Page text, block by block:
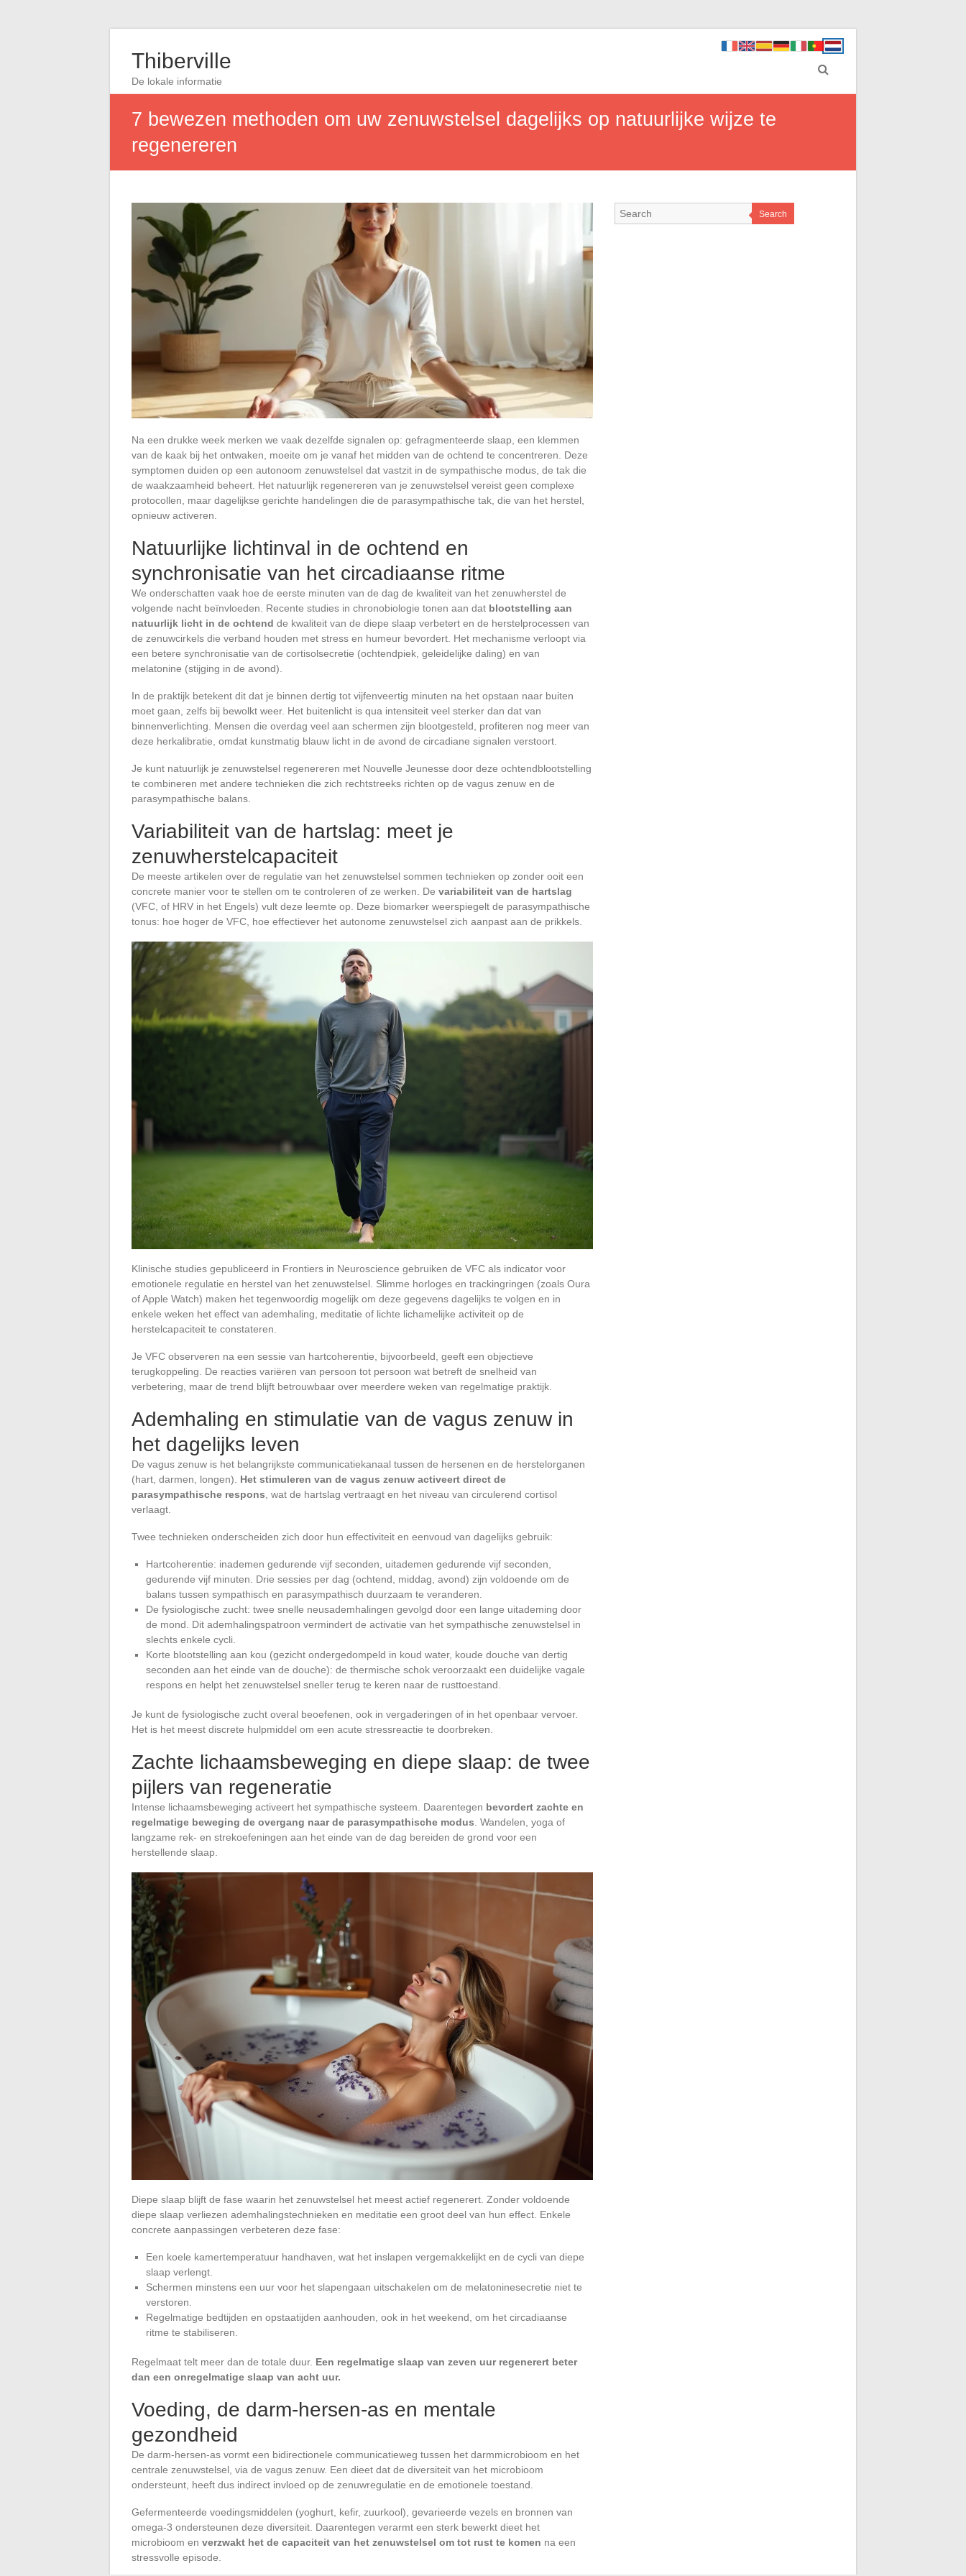
Thiberville
De lokale informatie
7 bewezen methoden om uw zenuwstelsel dagelijks op natuurlijke wijze te
regenereren
Na een drukke week merken we vaak dezelfde signalen op: gefragmenteerde slaap, een klemmen
van de kaak bij het ontwaken, moeite om je vanaf het midden van de ochtend te concentreren. Deze
symptomen duiden op een autonoom zenuwstelsel dat vastzit in de sympathische modus, de tak die
de waakzaamheid beheert. Het natuurlijk regenereren van je zenuwstelsel vereist geen complexe
protocollen, maar dagelijkse gerichte handelingen die de parasympathische tak, die van het herstel,
opnieuw activeren.
Natuurlijke lichtinval in de ochtend en
synchronisatie van het circadiaanse ritme
We onderschatten vaak hoe de eerste minuten van de dag de kwaliteit van het zenuwherstel de
volgende nacht beïnvloeden. Recente studies in chronobiologie tonen aan dat blootstelling aan
natuurlijk licht in de ochtend de kwaliteit van de diepe slaap verbetert en de herstelprocessen van
de zenuwcirkels die verband houden met stress en humeur bevordert. Het mechanisme verloopt via
een betere synchronisatie van de cortisolsecretie (ochtendpiek, geleidelijke daling) en van
melatonine (stijging in de avond).
In de praktijk betekent dit dat je binnen dertig tot vijfenveertig minuten na het opstaan naar buiten
moet gaan, zelfs bij bewolkt weer. Het buitenlicht is qua intensiteit veel sterker dan dat van
binnenverlichting. Mensen die overdag veel aan schermen zijn blootgesteld, profiteren nog meer van
deze herkalibratie, omdat kunstmatig blauw licht in de avond de circadiane signalen verstoort.
Je kunt natuurlijk je zenuwstelsel regenereren met Nouvelle Jeunesse door deze ochtendblootstelling
te combineren met andere technieken die zich rechtstreeks richten op de vagus zenuw en de
parasympathische balans.
Variabiliteit van de hartslag: meet je
zenuwherstelcapaciteit
De meeste artikelen over de regulatie van het zenuwstelsel sommen technieken op zonder ooit een
concrete manier voor te stellen om te controleren of ze werken. De variabiliteit van de hartslag
(VFC, of HRV in het Engels) vult deze leemte op. Deze biomarker weerspiegelt de parasympathische
tonus: hoe hoger de VFC, hoe effectiever het autonome zenuwstelsel zich aanpast aan de prikkels.
Klinische studies gepubliceerd in Frontiers in Neuroscience gebruiken de VFC als indicator voor
emotionele regulatie en herstel van het zenuwstelsel. Slimme horloges en trackingringen (zoals Oura
of Apple Watch) maken het tegenwoordig mogelijk om deze gegevens dagelijks te volgen en in
enkele weken het effect van ademhaling, meditatie of lichte lichamelijke activiteit op de
herstelcapaciteit te constateren.
Je VFC observeren na een sessie van hartcoherentie, bijvoorbeeld, geeft een objectieve
terugkoppeling. De reacties variëren van persoon tot persoon wat betreft de snelheid van
verbetering, maar de trend blijft betrouwbaar over meerdere weken van regelmatige praktijk.
Ademhaling en stimulatie van de vagus zenuw in
het dagelijks leven
De vagus zenuw is het belangrijkste communicatiekanaal tussen de hersenen en de herstelorganen
(hart, darmen, longen). Het stimuleren van de vagus zenuw activeert direct de
parasympathische respons , wat de hartslag vertraagt en het niveau van circulerend cortisol
verlaagt.
Twee technieken onderscheiden zich door hun effectiviteit en eenvoud van dagelijks gebruik:
Hartcoherentie: inademen gedurende vijf seconden, uitademen gedurende vijf seconden,
gedurende vijf minuten. Drie sessies per dag (ochtend, middag, avond) zijn voldoende om de
balans tussen sympathisch en parasympathisch duurzaam te veranderen.
De fysiologische zucht: twee snelle neusademhalingen gevolgd door een lange uitademing door
de mond. Dit ademhalingspatroon vermindert de activatie van het sympathische zenuwstelsel in
slechts enkele cycli.
Korte blootstelling aan kou (gezicht ondergedompeld in koud water, koude douche van dertig
seconden aan het einde van de douche): de thermische schok veroorzaakt een duidelijke vagale
respons en helpt het zenuwstelsel sneller terug te keren naar de rusttoestand.
Je kunt de fysiologische zucht overal beoefenen, ook in vergaderingen of in het openbaar vervoer.
Het is het meest discrete hulpmiddel om een acute stressreactie te doorbreken.
Zachte lichaamsbeweging en diepe slaap: de twee
pijlers van regeneratie
Intense lichaamsbeweging activeert het sympathische systeem. Daarentegen bevordert zachte en
regelmatige beweging de overgang naar de parasympathische modus . Wandelen, yoga of
langzame rek- en strekoefeningen aan het einde van de dag bereiden de grond voor een
herstellende slaap.
Diepe slaap blijft de fase waarin het zenuwstelsel het meest actief regenerert. Zonder voldoende
diepe slaap verliezen ademhalingstechnieken en meditatie een groot deel van hun effect. Enkele
concrete aanpassingen verbeteren deze fase:
Een koele kamertemperatuur handhaven, wat het inslapen vergemakkelijkt en de cycli van diepe
slaap verlengt.
Schermen minstens een uur voor het slapengaan uitschakelen om de melatoninesecretie niet te
verstoren.
Regelmatige bedtijden en opstaatijden aanhouden, ook in het weekend, om het circadiaanse
ritme te stabiliseren.
Regelmaat telt meer dan de totale duur. Een regelmatige slaap van zeven uur regenerert beter
dan een onregelmatige slaap van acht uur.
Voeding, de darm-hersen-as en mentale
gezondheid
De darm-hersen-as vormt een bidirectionele communicatieweg tussen het darmmicrobioom en het
centrale zenuwstelsel, via de vagus zenuw. Een dieet dat de diversiteit van het microbioom
ondersteunt, heeft dus indirect invloed op de zenuwregulatie en de emotionele toestand.
Gefermenteerde voedingsmiddelen (yoghurt, kefir, zuurkool), gevarieerde vezels en bronnen van
omega-3 ondersteunen deze diversiteit. Daarentegen verarmt een sterk bewerkt dieet het
microbioom en verzwakt het de capaciteit van het zenuwstelsel om tot rust te komen na een
stressvolle episode.
Search